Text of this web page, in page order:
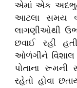
એમાં એક અદભુત
આટલા સમય
લાગણીઓથી
છવાઈ રહી
ઓળંગીને
પોતાના
રહેતો હોવા